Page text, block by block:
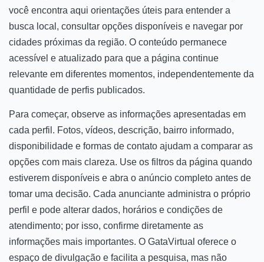
você encontra aqui orientações úteis para entender a
busca local, consultar opções disponíveis e navegar por
cidades próximas da região. O conteúdo permanece
acessível e atualizado para que a página continue
relevante em diferentes momentos, independentemente da
quantidade de perfis publicados.
Para começar, observe as informações apresentadas em
cada perfil. Fotos, vídeos, descrição, bairro informado,
disponibilidade e formas de contato ajudam a comparar as
opções com mais clareza. Use os filtros da página quando
estiverem disponíveis e abra o anúncio completo antes de
tomar uma decisão. Cada anunciante administra o próprio
perfil e pode alterar dados, horários e condições de
atendimento; por isso, confirme diretamente as
informações mais importantes. O GataVirtual oferece o
espaço de divulgação e facilita a pesquisa, mas não